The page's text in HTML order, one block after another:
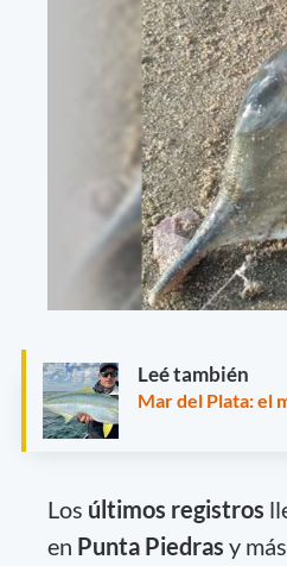
Leé también
Mar del Plata: el
Los últimos registros
en Punta Piedras y